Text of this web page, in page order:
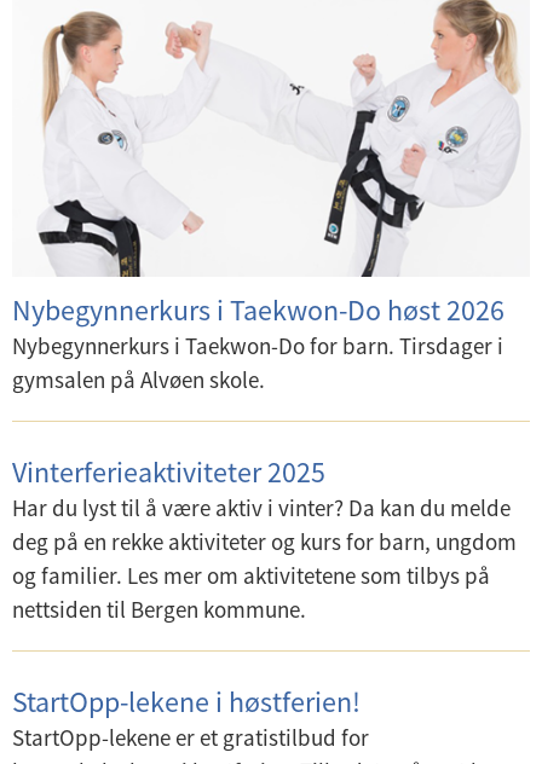
d
e
r
Nybegynnerkurs i Taekwon-Do høst 2026
Nybegynnerkurs i Taekwon-Do for barn. Tirsdager i
gymsalen på Alvøen skole.
Vinterferieaktiviteter 2025
Har du lyst til å være aktiv i vinter? Da kan du melde
deg på en rekke aktiviteter og kurs for barn, ungdom
og familier. Les mer om aktivitetene som tilbys på
nettsiden til Bergen kommune.
StartOpp-lekene i høstferien!
StartOpp-lekene er et gratistilbud for